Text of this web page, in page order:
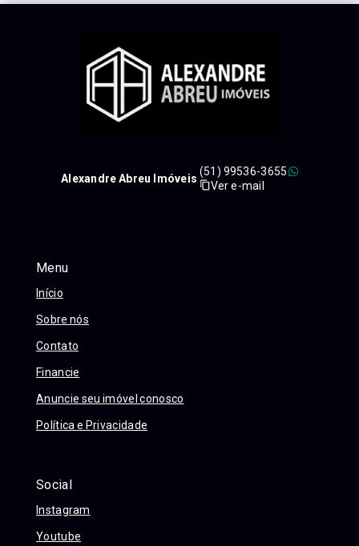
Menu
Início
Sobre nós
Contato
Financie
Anuncie seu imóvel conosco
Política e Privacidade
Social
Instagram
Youtube
Alexandre Abreu Imóveis
(51) 99536-3655
Ver e-mail